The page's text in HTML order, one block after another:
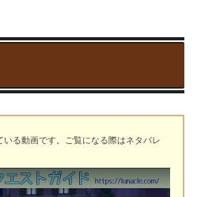
る動画です。ご覧になる際はネタバレ